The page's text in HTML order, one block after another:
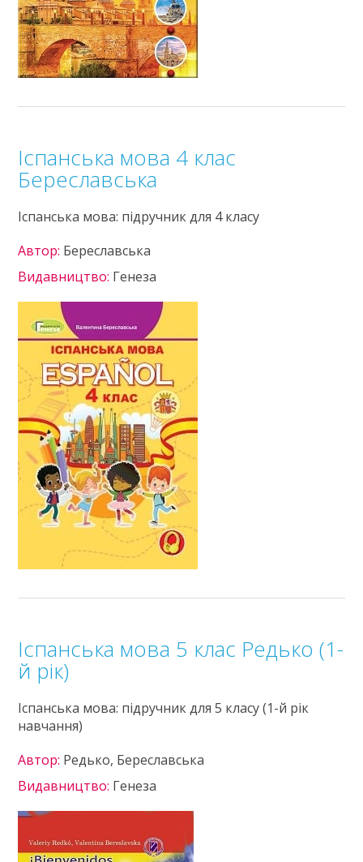
Іспанська мова 4 клас
Береславська
Іспанська мова: підручник для 4 класу
Автор: Береславська
Видавництво: Генеза
Іспанська мова 5 клас Редько (1-
й рік)
Іспанська мова: підручник для 5 класу (1-й рік
навчання)
Автор: Редько, Береславська
Видавництво: Генеза